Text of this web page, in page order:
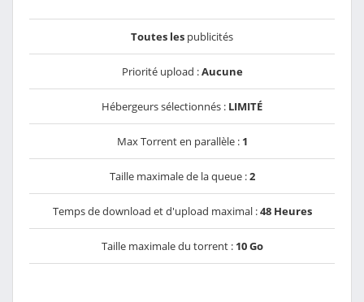
Toutes les publicités
Priorité upload :Aucune
Hébergeurs sélectionnés : LIMITÉ
Max Torrent en parallèle : 1
Taille maximale de la queue :2
Temps de download et d'upload maximal :48 Heures
Taille maximale du torrent : 10 Go